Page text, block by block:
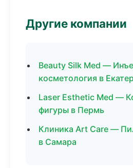
Другие компании
Beauty Silk Med —
косметология в
Laser Esthetic Med —
фигуры в Пермь
Клиника Art Care —
в Самара